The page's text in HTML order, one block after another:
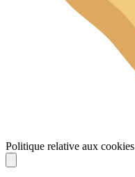
Politique relative aux cookies